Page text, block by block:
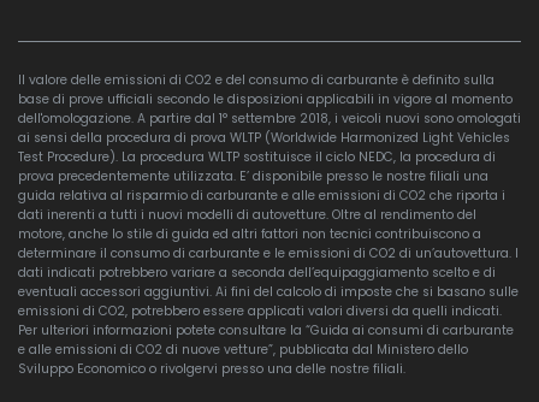
Il valore delle emissioni di CO2 e del consumo di carburante è definito sulla
base di prove ufficiali secondo le disposizioni applicabili in vigore al momento
dell'omologazione. A partire dal 1° settembre 2018, i veicoli nuovi sono omologati
ai sensi della procedura di prova WLTP (Worldwide Harmonized Light Vehicles
Test Procedure). La procedura WLTP sostituisce il ciclo NEDC, la procedura di
prova precedentemente utilizzata. E’ disponibile presso le nostre filiali una
guida relativa al risparmio di carburante e alle emissioni di CO2 che riporta i
dati inerenti a tutti i nuovi modelli di autovetture. Oltre al rendimento del
motore, anche lo stile di guida ed altri fattori non tecnici contribuiscono a
determinare il consumo di carburante e le emissioni di CO2 di un’autovettura. I
dati indicati potrebbero variare a seconda dell’equipaggiamento scelto e di
eventuali accessori aggiuntivi. Ai fini del calcolo di imposte che si basano sulle
emissioni di CO2, potrebbero essere applicati valori diversi da quelli indicati.
Per ulteriori informazioni potete consultare la “Guida ai consumi di carburante
e alle emissioni di CO2 di nuove vetture”, pubblicata dal Ministero dello
Sviluppo Economico o rivolgervi presso una delle nostre filiali.